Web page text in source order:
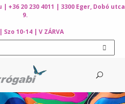
| +36 20 230 4011 | 3300 Eger, Dobó utca
9.
10-14 | V ZÁRVA